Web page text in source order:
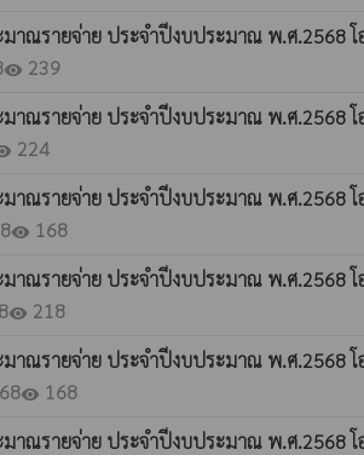
มาณรายจ่าย ประจำปีงบประมาณ พ.ศ.2568
visibility 239
มาณรายจ่าย ประจำปีงบประมาณ พ.ศ.2568
224
มาณรายจ่าย ประจำปีงบประมาณ พ.ศ.2568
visibility 168
มาณรายจ่าย ประจำปีงบประมาณ พ.ศ.2568
visibility 218
มาณรายจ่าย ประจำปีงบประมาณ พ.ศ.2568
visibility 168
มาณรายจ่าย ประจำปีงบประมาณ พ.ศ.2568